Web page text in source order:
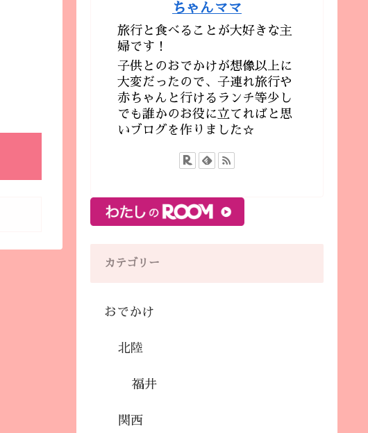
ちゃんママ
旅行と食べることが大好きな主
婦です！
子供とのおでかけが想像以上に
大変だったので、子連れ旅行や
赤ちゃんと行けるランチ等少し
でも誰かのお役に立てればと思
いブログを作りました☆
カテゴリー
おでかけ
北陸
福井
関西